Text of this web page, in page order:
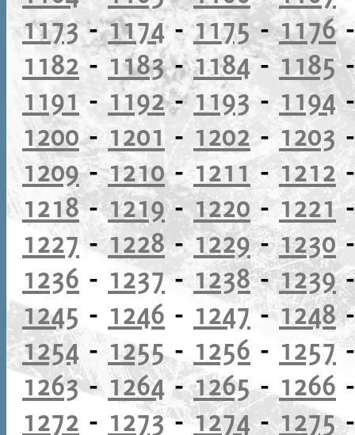
1173-1174-1175-1176
1182 - 1183-1184-1185
1191 - 1192-1193- 1194
1200- 1201 - 1202 - 1203
1209-1210-1211 -1212
1218-1219-1220 -1221
1227 - 1228-1229-1230
1236 - 1237- 1238-1239
1245 - 1246 - 1247-1248
1254 - 1255- 1256 - 1257
1263- 1264-1265- 1266
1272 - 1273-1274-1275